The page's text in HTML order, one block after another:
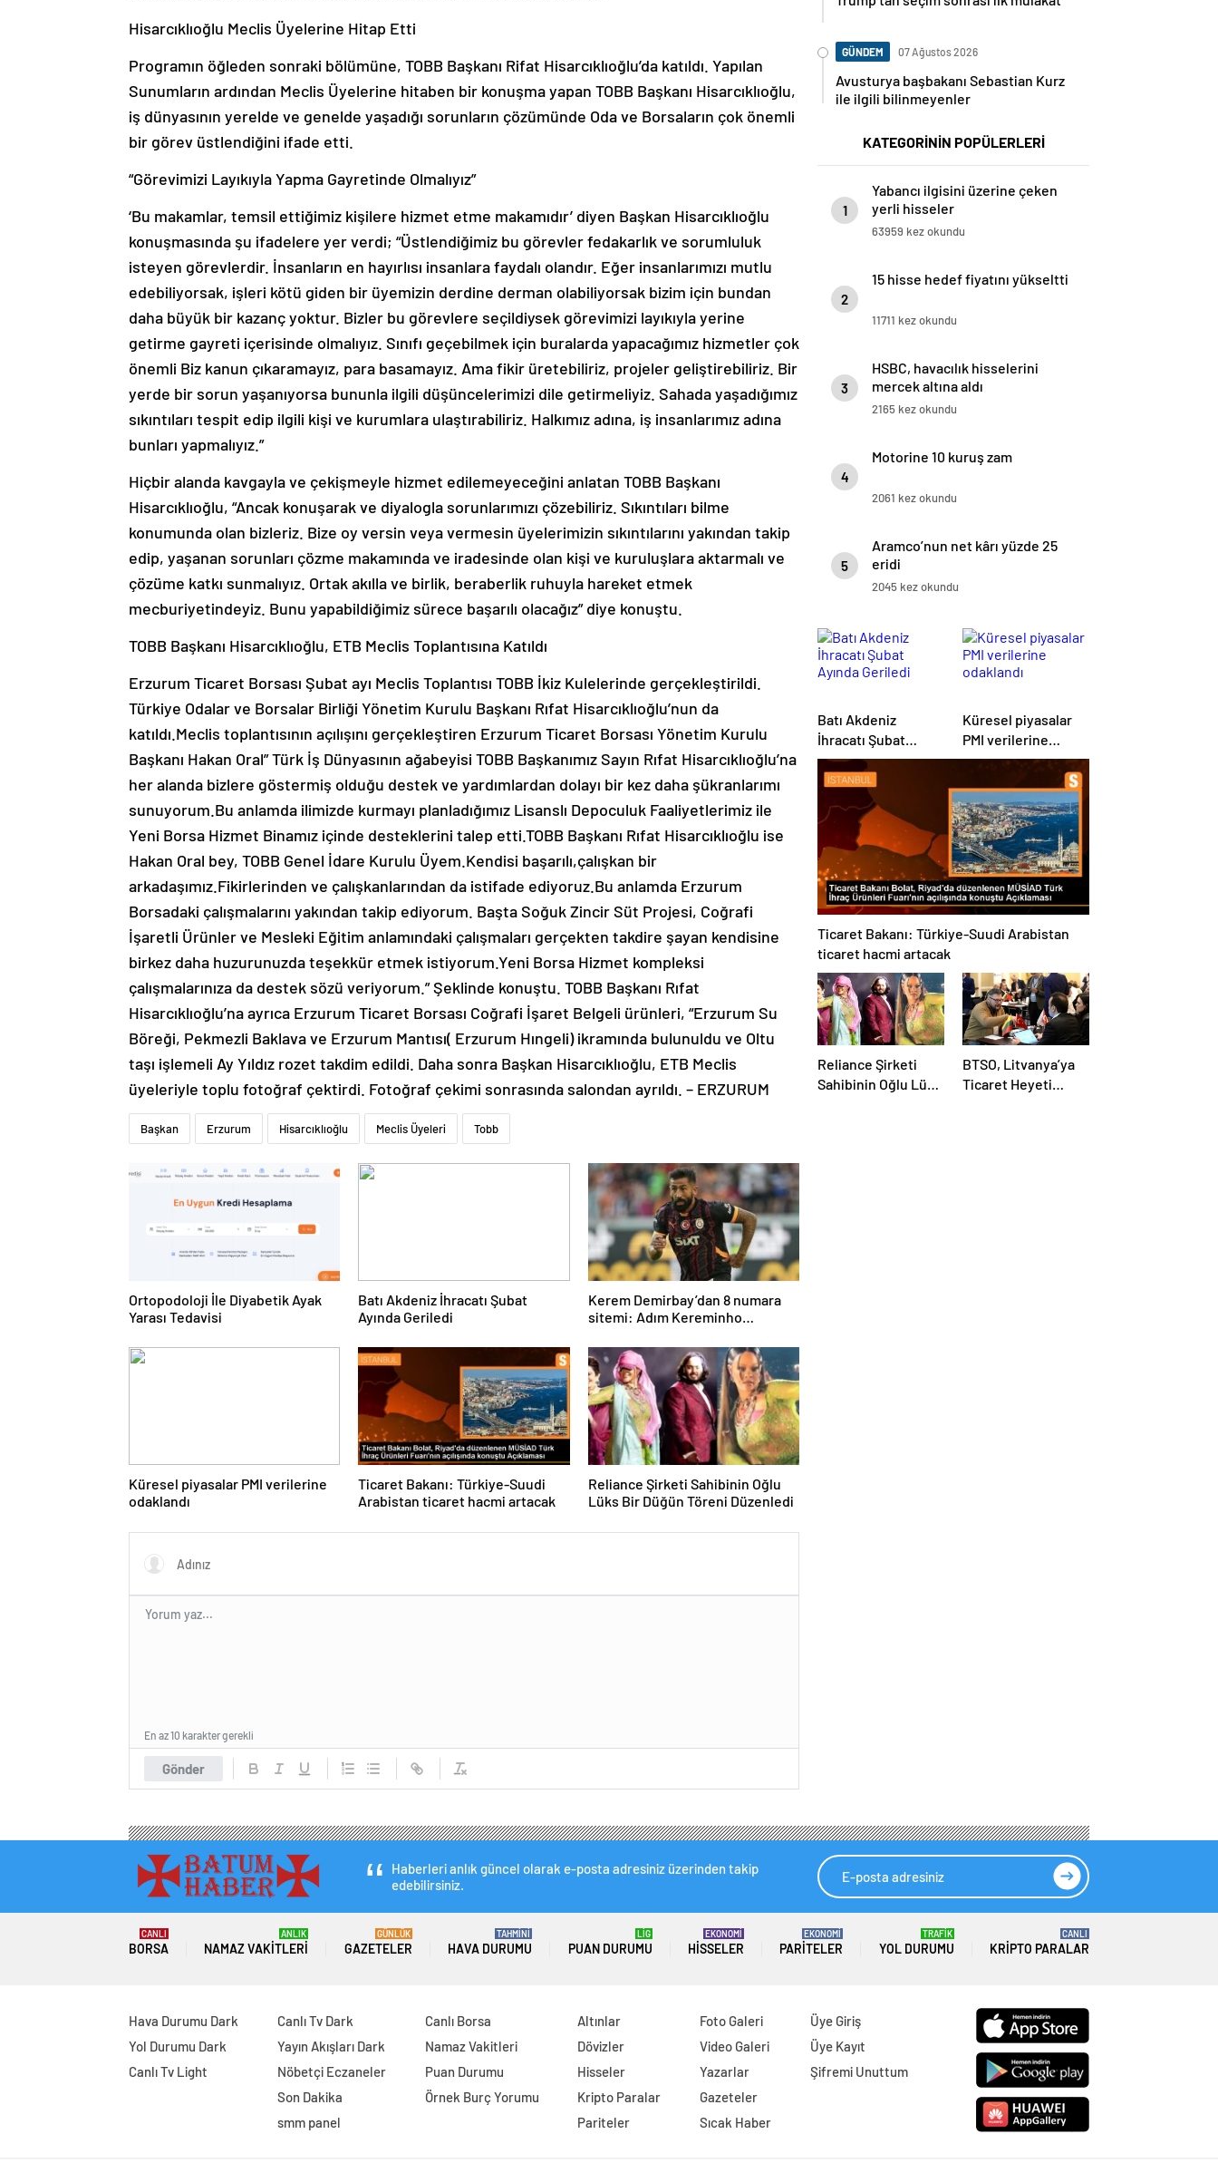
Hisarcıklıoğlu Meclis Üyelerine Hitap Etti
Programın öğleden sonraki bölümüne, TOBB Başkanı Rifat Hisarcıklıoğlu’da katıldı. Yapılan
Sunumların ardından Meclis Üyelerine hitaben bir konuşma yapan TOBB Başkanı Hisarcıklıoğlu,
iş dünyasının yerelde ve genelde yaşadığı sorunların çözümünde Oda ve Borsaların çok önemli
bir görev üstlendiğini ifade etti.
“Görevimizi Layıkıyla Yapma Gayretinde Olmalıyız”
‘Bu makamlar, temsil ettiğimiz kişilere hizmet etme makamıdır’ diyen Başkan Hisarcıklıoğlu
konuşmasında şu ifadelere yer verdi; “Üstlendiğimiz bu görevler fedakarlık ve sorumluluk
isteyen görevlerdir. İnsanların en hayırlısı insanlara faydalı olandır. Eğer insanlarımızı mutlu
edebiliyorsak, işleri kötü giden bir üyemizin derdine derman olabiliyorsak bizim için bundan
daha büyük bir kazanç yoktur. Bizler bu görevlere seçildiysek görevimizi layıkıyla yerine
getirme gayreti içerisinde olmalıyız. Sınıfı geçebilmek için buralarda yapacağımız hizmetler çok
önemli Biz kanun çıkaramayız, para basamayız. Ama fikir üretebiliriz, projeler geliştirebiliriz. Bir
yerde bir sorun yaşanıyorsa bununla ilgili düşüncelerimizi dile getirmeliyiz. Sahada yaşadığımız
sıkıntıları tespit edip ilgili kişi ve kurumlara ulaştırabiliriz. Halkımız adına, iş insanlarımız adına
bunları yapmalıyız.”
Hiçbir alanda kavgayla ve çekişmeyle hizmet edilemeyeceğini anlatan TOBB Başkanı
Hisarcıklıoğlu, “Ancak konuşarak ve diyalogla sorunlarımızı çözebiliriz. Sıkıntıları bilme
konumunda olan bizleriz. Bize oy versin veya vermesin üyelerimizin sıkıntılarını yakından takip
edip, yaşanan sorunları çözme makamında ve iradesinde olan kişi ve kuruluşlara aktarmalı ve
çözüme katkı sunmalıyız. Ortak akılla ve birlik, beraberlik ruhuyla hareket etmek
mecburiyetindeyiz. Bunu yapabildiğimiz sürece başarılı olacağız” diye konuştu.
TOBB Başkanı Hisarcıklıoğlu, ETB Meclis Toplantısına Katıldı
Erzurum Ticaret Borsası Şubat ayı Meclis Toplantısı TOBB İkiz Kulelerinde gerçekleştirildi.
Türkiye Odalar ve Borsalar Birliği Yönetim Kurulu Başkanı Rıfat Hisarcıklıoğlu’nun da
katıldı.Meclis toplantısının açılışını gerçekleştiren Erzurum Ticaret Borsası Yönetim Kurulu
Başkanı Hakan Oral” Türk İş Dünyasının ağabeyisi TOBB Başkanımız Sayın Rıfat Hisarcıklıoğlu’na
her alanda bizlere göstermiş olduğu destek ve yardımlardan dolayı bir kez daha şükranlarımı
sunuyorum.Bu anlamda ilimizde kurmayı planladığımız Lisanslı Depoculuk Faaliyetlerimiz ile
Yeni Borsa Hizmet Binamız içinde desteklerini talep etti.TOBB Başkanı Rıfat Hisarcıklıoğlu ise
Hakan Oral bey, TOBB Genel İdare Kurulu Üyem.Kendisi başarılı,çalışkan bir
arkadaşımız.Fikirlerinden ve çalışkanlarından da istifade ediyoruz.Bu anlamda Erzurum
Borsadaki çalışmalarını yakından takip ediyorum. Başta Soğuk Zincir Süt Projesi, Coğrafi
İşaretli Ürünler ve Mesleki Eğitim anlamındaki çalışmaları gerçekten takdire şayan kendisine
birkez daha huzurunuzda teşekkür etmek istiyorum.Yeni Borsa Hizmet kompleksi
çalışmalarınıza da destek sözü veriyorum.” Şeklinde konuştu. TOBB Başkanı Rıfat
Hisarcıklıoğlu’na ayrıca Erzurum Ticaret Borsası Coğrafi İşaret Belgeli ürünleri, “Erzurum Su
Böreği, Pekmezli Baklava ve Erzurum Mantısı( Erzurum Hıngeli) ikramında bulunuldu ve Oltu
taşı işlemeli Ay Yıldız rozet takdim edildi. Daha sonra Başkan Hisarcıklıoğlu, ETB Meclis
üyeleriyle toplu fotoğraf çektirdi. Fotoğraf çekimi sonrasında salondan ayrıldı. – ERZURUM
Başkan Erzurum Hisarcıklıoğlu Meclis Üyeleri Tobb
Ortopodoloji İle Diyabetik Ayak
Yarası Tedavisi
Batı Akdeniz İhracatı Şubat
Ayında Geriledi
Kerem Demirbay’dan 8 numara
sitemi: Adım Kereminho
Küresel piyasalar PMI verilerine
odaklandı
Ticaret Bakanı: Türkiye-Suudi
Arabistan ticaret hacmi artacak
Reliance Şirketi Sahibinin Oğlu
Lüks Bir Düğün Töreni Düzenledi
Gönder
En az 10 karakter gerekli
GÜNDEM 07 Ağustos 2026
Avusturya başbakanı Sebastian Kurz
ile ilgili bilinmeyenler
KATEGORİNİN POPÜLERLERİ
1
Yabancı ilgisini üzerine çeken
yerli hisseler
63959 kez okundu
2
15 hisse hedef fiyatını yükseltti
11711 kez okundu
3
HSBC, havacılık hisselerini
mercek altına aldı
2165 kez okundu
4
Motorine 10 kuruş zam
2061 kez okundu
5
Aramco’nun net kârı yüzde 25
eridi
2045 kez okundu
Batı Akdeniz
İhracatı Şubat
Ayında Geriledi
Küresel piyasalar
PMI verilerine
odaklandı
Ticaret Bakanı: Türkiye-Suudi Arabistan
ticaret hacmi artacak
Reliance Şirketi
Sahibinin Oğlu Lüks
BTSO, Litvanya’ya
Ticaret Heyeti
Haberleri anlık güncel olarak e-posta adresiniz üzerinden takip
edebilirsiniz.
BORSA
CANLI
NAMAZ VAKITLERI
ANLIK
GAZETELER
GÜNLÜK
HAVA DURUMU
TAHMİNİ
PUAN DURUMU
LİG
HISSELER
EKONOMİ
PARITELER
EKONOMİ
YOL DURUMU
TRAFİK
KRIPTO PARALAR
CANLI
Hava Durumu Dark
Yol Durumu Dark
Canlı Tv Light
Canlı Tv Dark
Yayın Akışları Dark
Nöbetçi Eczaneler
Son Dakika
smm panel
Canlı Borsa
Namaz Vakitleri
Puan Durumu
Örnek Burç Yorumu
Altınlar
Dövizler
Hisseler
Kripto Paralar
Pariteler
Foto Galeri
Video Galeri
Yazarlar
Gazeteler
Sıcak Haber
Üye Giriş
Üye Kayıt
Şifremi Unuttum